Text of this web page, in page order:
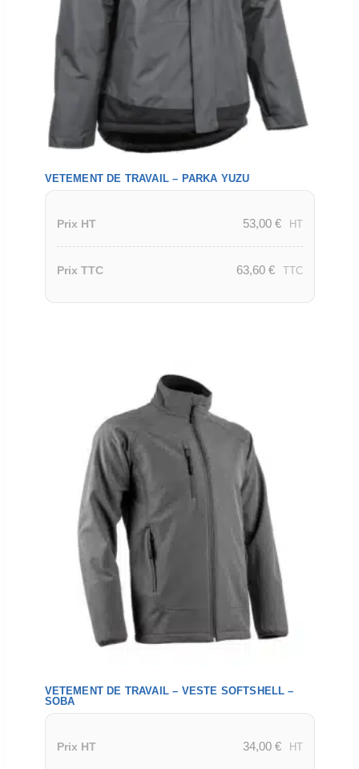
VETEMENT DE TRAVAIL – PARKA YUZU
Prix HT 53,00 € HT
Prix TTC 63,60 € TTC
VETEMENT DE TRAVAIL – VESTE SOFTSHELL –
SOBA
Prix HT 34,00 € HT